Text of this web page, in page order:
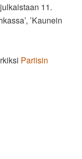
julkaistaan 11.
’Kaunein
Pariisin